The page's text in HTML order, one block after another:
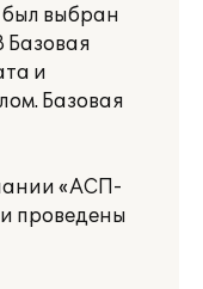
выбран
Базовая
и
Базовая
«АСП-
проведены